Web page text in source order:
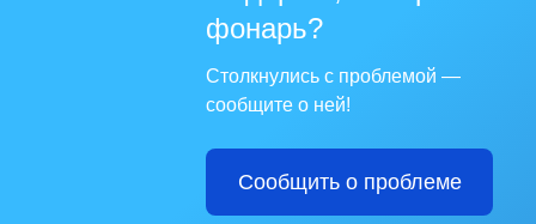
фонарь?
Столкнулись с проблемой —
сообщите о ней!
Сообщить о проблеме